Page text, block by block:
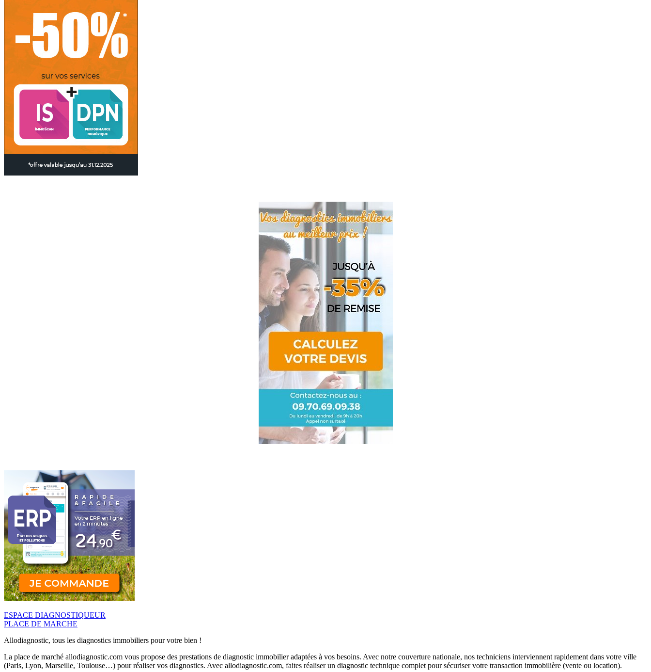
ESPACE DIAGNOSTIQUEUR
PLACE DE MARCHE
Allodiagnostic, tous les diagnostics immobiliers pour votre bien !
La place de marché allodiagnostic.com vous propose des prestations de diagnostic immobilier adaptées à vos besoins. Avec notre couverture nationale, nos techniciens interviennent rapidement dans votre ville
(Paris, Lyon, Marseille, Toulouse…) pour réaliser vos diagnostics. Avec allodiagnostic.com, faites réaliser un diagnostic technique complet pour sécuriser votre transaction immobilière (vente ou location).